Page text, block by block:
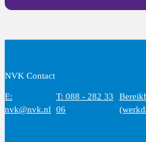
NVK Contact
E:
nvk@nvk.nl
T: 088 - 282 33
06